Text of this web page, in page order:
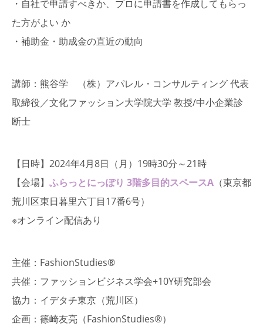
・自社で申請すべきか、プロに申請書を作成してもらっ
た方がよい か
・補助金・助成金の直近の動向
講師：熊谷学 （株）アパレル・コンサルティング 代表
取締役／文化ファッション大学院大学 教授/中小企業診
断士
【日時】2024年4月8日（月）19時30分～21時
【会場】 ふらっとにっぽり 3階多目的スペースA （東京都
荒川区東日暮里六丁目17番6号）
※オンライン配信あり
主催：FashionStudies®︎
共催：ファッションビジネス学会+10Y研究部会
協力：イデタチ東京（荒川区）
企画：篠崎友亮（FashionStudies®︎）